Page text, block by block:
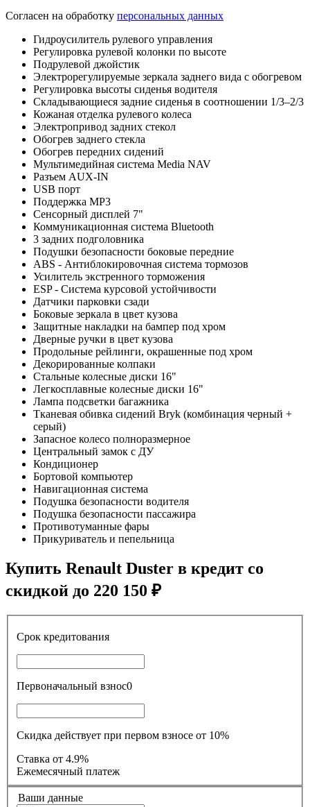
Согласен на обработку персональных данных
Гидроусилитель рулевого управления
Регулировка рулевой колонки по высоте
Подрулевой джойстик
Электрорегулируемые зеркала заднего вида с обогревом
Регулировка высоты сиденья водителя
Складывающиеся задние сиденья в соотношении 1/3–2/3
Кожаная отделка рулевого колеса
Электропривод задних стекол
Обогрев заднего стекла
Обогрев передних сидений
Мультимедийная система Media NAV
Разъем AUX-IN
USB порт
Поддержка MP3
Сенсорный дисплей 7"
Коммуникационная система Bluetooth
3 задних подголовника
Подушки безопасности боковые передние
ABS - Антиблокировочная система тормозов
Усилитель экстренного торможения
ESP - Система курсовой устойчивости
Датчики парковки сзади
Боковые зеркала в цвет кузова
Защитные накладки на бампер под хром
Дверные ручки в цвет кузова
Продольные рейлинги, окрашенные под хром
Декорированные колпаки
Стальные колесные диски 16"
Легкосплавные колесные диски 16"
Лампа подсветки багажника
Тканевая обивка сидений Bryk (комбинация черный +
серый)
Запасное колесо полноразмерное
Центральный замок с ДУ
Кондиционер
Бортовой компьютер
Навигационная система
Подушка безопасности водителя
Подушка безопасности пассажира
Противотуманные фары
Прикуриватель и пепельница
Купить Renault Duster в кредит со
скидкой до 220 150 ₽
Срок кредитования
Первоначальный взнос0
Скидка действует при первом взносе от 10%
Ставка
от 4.9%
Ежемесячный платеж
Ваши данные